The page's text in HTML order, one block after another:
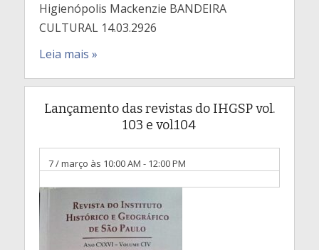
Higienópolis Mackenzie BANDEIRA
CULTURAL 14.03.2926
Leia mais »
Lançamento das revistas do IHGSP vol.
103 e vol.104
7 / março às 10:00 AM - 12:00 PM